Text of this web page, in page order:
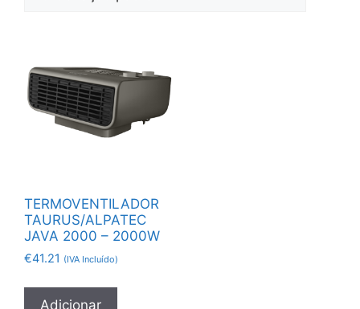
TERMOVENTILADOR
TAURUS/ALPATEC
JAVA 2000 – 2000W
€41.21 (IVA Incluído)
Adicionar